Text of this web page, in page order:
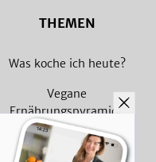
THEMEN
Was koche ich heute?
Vegane
Ernährungspyramide
Vegane Rezepte